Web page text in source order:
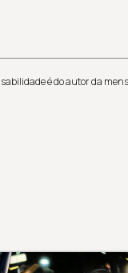
é do autor da